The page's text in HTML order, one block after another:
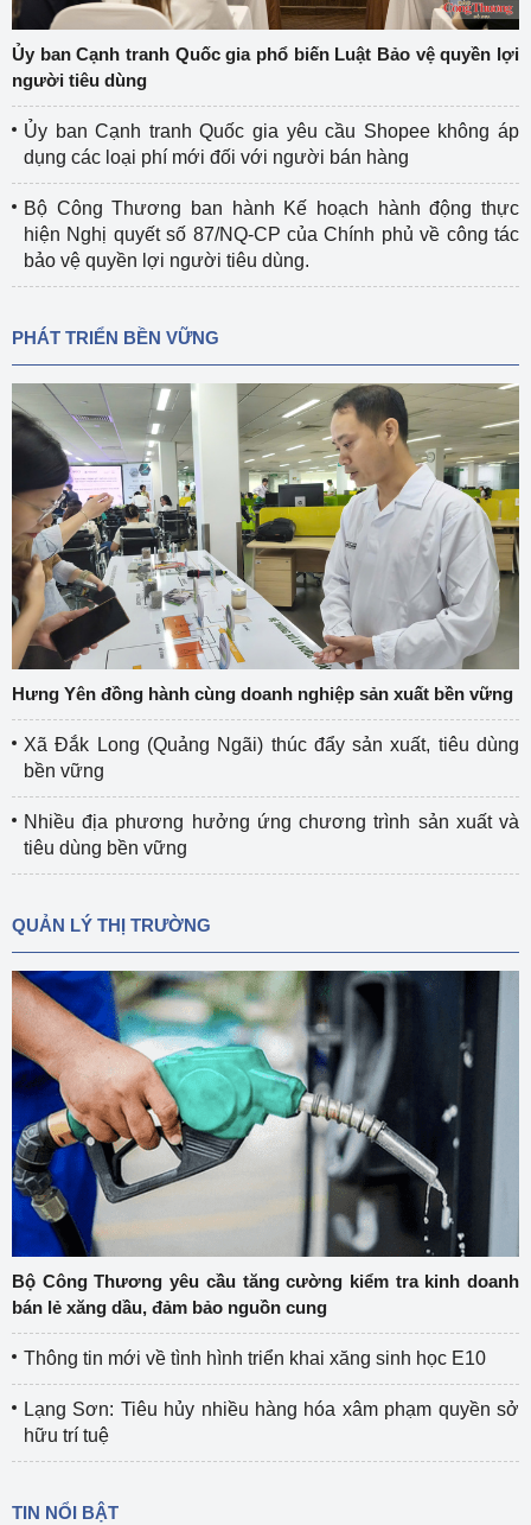
Ủy ban Cạnh tranh Quốc gia phổ biến Luật Bảo vệ quyền lợi
người tiêu dùng
Ủy ban Cạnh tranh Quốc gia yêu cầu Shopee không áp
dụng các loại phí mới đối với người bán hàng
Bộ Công Thương ban hành Kế hoạch hành động thực
hiện Nghị quyết số 87/NQ-CP của Chính phủ về công tác
bảo vệ quyền lợi người tiêu dùng.
PHÁT TRIỂN BỀN VỮNG
Hưng Yên đồng hành cùng doanh nghiệp sản xuất bền vững
Xã Đắk Long (Quảng Ngãi) thúc đẩy sản xuất, tiêu dùng
bền vững
Nhiều địa phương hưởng ứng chương trình sản xuất và
tiêu dùng bền vững
QUẢN LÝ THỊ TRƯỜNG
Bộ Công Thương yêu cầu tăng cường kiểm tra kinh doanh
bán lẻ xăng dầu, đảm bảo nguồn cung
Thông tin mới về tình hình triển khai xăng sinh học E10
Lạng Sơn: Tiêu hủy nhiều hàng hóa xâm phạm quyền sở
hữu trí tuệ
TIN NỔI BẬT